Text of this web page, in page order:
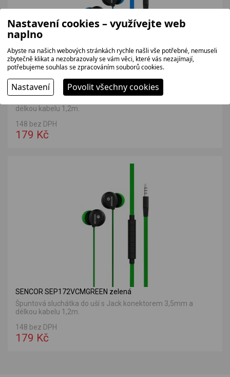
SENCOR SEP172VCMBLUE modrá
délkou kabelu 1,2m.
148 bez DPH
179 Kč
SENCOR SEP172VCMGREEN zelená
Špuntová sluchátka do uší s Jack konektorem 3,5mm a
délkou kabelu 1,2m.
148 bez DPH
179 Kč
Nastavení cookies – využívejte web
naplno
Abyste na našich webových stránkách rychle našli vše potřebné, nemuseli
zbytečně klikat a nezobrazovaly se vám věci, které vás nezajímají,
potřebujeme souhlas se zpracováním souborů cookies.
Nastavení Povolit všechny cookies